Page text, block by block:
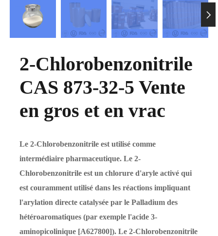

2-Chlorobenzonitrile
CAS 873-32-5 Vente
en gros et en vrac
Le 2-Chlorobenzonitrile est utilisé comme
intermédiaire pharmaceutique. Le 2-
Chlorobenzonitrile est un chlorure d'aryle activé qui
est couramment utilisé dans les réactions impliquant
l'arylation directe catalysée par le Palladium des
hétéroaromatiques (par exemple l'acide 3-
aminopicolinique [A627800]). Le 2-Chlorobenzonitrile